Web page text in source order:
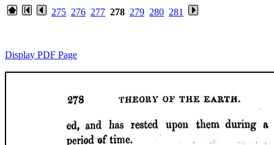
275 276 277 278 279 280 281
Display PDF Page